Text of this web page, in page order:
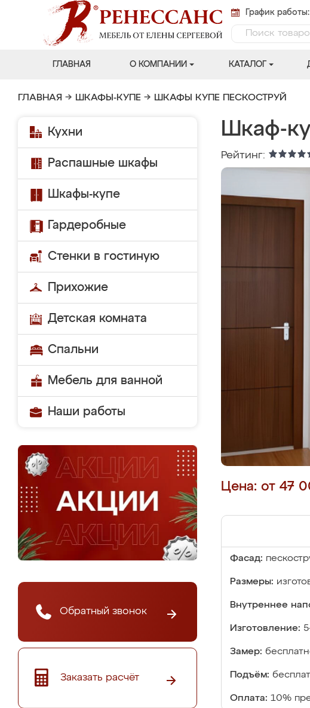
График
ГЛАВНАЯ О КОМПАНИИ КАТАЛОГ
ГЛАВНАЯ → ШКАФЫ-КУПЕ → ШКАФЫ КУПЕ ПЕСКОСТРУЙ
Кухни
Распашные шкафы
Шкафы-купе
Гардеробные
Стенки в гостиную
Прихожие
Детская комната
Спальни
Мебель для ванной
Наши работы
Обратный звонок
Заказать расчёт
Шкаф-
Рейтинг:
Цена: от 47
Фасад:
Размеры:
Внутреннее
Изготовление:
Замер:
Подъём:
Оплата: 10%